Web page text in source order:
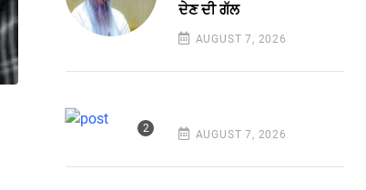
ਦੇਣ ਦੀ ਗੱਲ
AUGUST 7, 2026
AUGUST 7, 2026